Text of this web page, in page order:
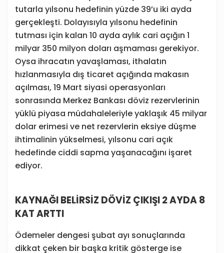
tutarla yılsonu hedefinin yüzde 39’u iki ayda
gerçekleşti. Dolayısıyla yılsonu hedefinin
tutması için kalan 10 ayda aylık cari açığın 1
milyar 350 milyon doları aşmaması gerekiyor.
Oysa ihracatın yavaşlaması, ithalatın
hızlanmasıyla dış ticaret açığında makasın
açılması, 19 Mart siyasi operasyonları
sonrasında Merkez Bankası döviz rezervlerinin
yüklü piyasa müdahaleleriyle yaklaşık 45 milyar
dolar erimesi ve net rezervlerin eksiye düşme
ihtimalinin yükselmesi, yılsonu cari açık
hedefinde ciddi sapma yaşanacağını işaret
ediyor.
KAYNAĞI BELİRSİZ DÖVİZ ÇIKIŞI 2 AYDA 8
KAT ARTTI
Ödemeler dengesi şubat ayı sonuçlarında
dikkat çeken bir başka kritik gösterge ise